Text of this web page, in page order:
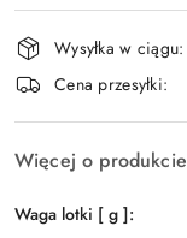
Dostępność
i
dostawa
Wysyłka w ciągu:
Cena przesyłki:
Więcej o produkcie
Waga lotki [ g ]: